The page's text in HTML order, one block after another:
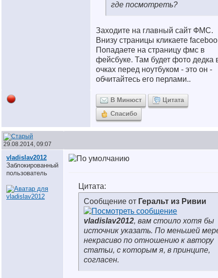
где посмотреть?
Заходите на главный сайт ФМС.
Внизу страницы кликаете
Попадаете на страницу фмс в
фейсбуке. Там будет фото дедка
очках перед ноутбуком - это он -
обчитайтесь его перлами..
В Минюст
Цитата
Спасибо
29.08.2014, 09:07
vladislav2012
Заблокированный
пользователь
Цитата:
Сообщение от Геральт из Ривии
vladislav2012, вам стоило хотя бы
источник указать. По меньшей
некрасиво по отношению к автору
статьи, с которым я, в принципе,
согласен.